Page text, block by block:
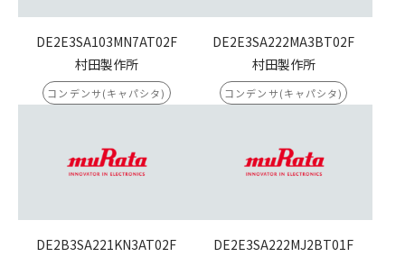
DE2E3SA103MN7AT02F
村田製作所
コンデンサ(キャパシタ)
DE2E3SA222MA3BT02F
村田製作所
コンデンサ(キャパシタ)
DE2B3SA221KN3AT02F
DE2E3SA222MJ2BT01F